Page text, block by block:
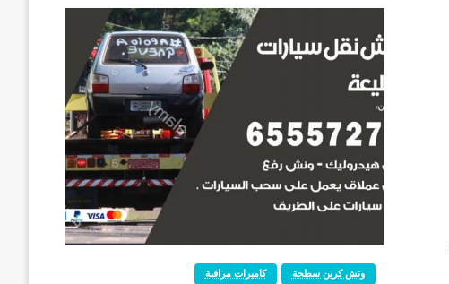
كاميرات مراقبة ونش كرين سطحة